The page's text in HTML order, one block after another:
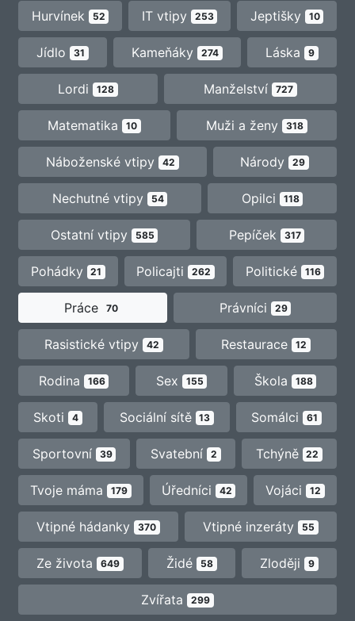
Hurvínek 52 IT vtipy 253 Jeptišky 10
Jídlo 31 Kameňáky 274 Láska 9
Lordi 128 Manželství 727
Matematika 10 Muži a ženy 318
Náboženské vtipy 42 Národy 29
Nechutné vtipy 54 Opilci 118
Ostatní vtipy 585 Pepíček 317
Pohádky 21 Policajti 262 Politické 116
Práce 70 Právníci 29
Rasistické vtipy 42 Restaurace 12
Rodina 166 Sex 155 Škola 188
Skoti 4 Sociální sítě 13 Somálci 61
Sportovní 39 Svatební 2 Tchýně 22
Tvoje máma 179 Úředníci 42 Vojáci 12
Vtipné hádanky 370 Vtipné inzeráty 55
Ze života 649 Židé 58 Zloději 9
Zvířata 299